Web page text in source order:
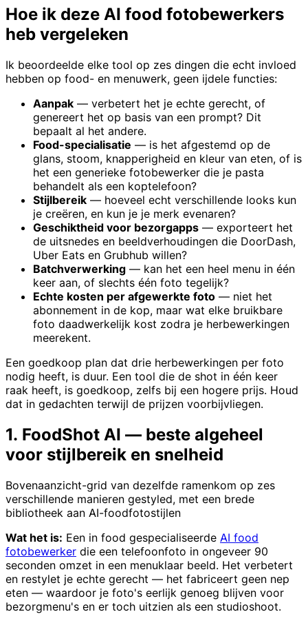
Hoe ik deze AI food fotobewerkers
heb vergeleken
Ik beoordeelde elke tool op zes dingen die echt invloed
hebben op food- en menuwerk, geen ijdele functies:
Aanpak — verbetert het je echte gerecht, of
genereert het op basis van een prompt? Dit
bepaalt al het andere.
Food-specialisatie — is het afgestemd op de
glans, stoom, knapperigheid en kleur van eten, of is
het een generieke fotobewerker die je pasta
behandelt als een koptelefoon?
Stijlbereik — hoeveel echt verschillende looks kun
je creëren, en kun je je merk evenaren?
Geschiktheid voor bezorgapps — exporteert het
de uitsnedes en beeldverhoudingen die DoorDash,
Uber Eats en Grubhub willen?
Batchverwerking — kan het een heel menu in één
keer aan, of slechts één foto tegelijk?
Echte kosten per afgewerkte foto — niet het
abonnement in de kop, maar wat elke bruikbare
foto daadwerkelijk kost zodra je herbewerkingen
meerekent.
Een goedkoop plan dat drie herbewerkingen per foto
nodig heeft, is duur. Een tool die de shot in één keer
raak heeft, is goedkoop, zelfs bij een hogere prijs. Houd
dat in gedachten terwijl de prijzen voorbijvliegen.
1. FoodShot AI — beste algeheel
voor stijlbereik en snelheid
Bovenaanzicht-grid van dezelfde ramenkom op zes
verschillende manieren gestyled, met een brede
bibliotheek aan AI-foodfotostijlen
Wat het is: Een in food gespecialiseerde AI food
fotobewerker die een telefoonfoto in ongeveer 90
seconden omzet in een menuklaar beeld. Het verbetert
en restylet je echte gerecht — het fabriceert geen nep
eten — waardoor je foto's eerlijk genoeg blijven voor
bezorgmenu's en er toch uitzien als een studioshoot.